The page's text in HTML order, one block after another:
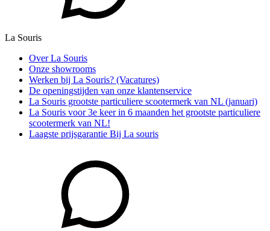
La Souris
Over La Souris
Onze showrooms
Werken bij La Souris? (Vacatures)
De openingstijden van onze klantenservice
La Souris grootste particuliere scootermerk van NL (januari)
La Souris voor 3e keer in 6 maanden het grootste particuliere
scootermerk van NL!
Laagste prijsgarantie Bij La souris